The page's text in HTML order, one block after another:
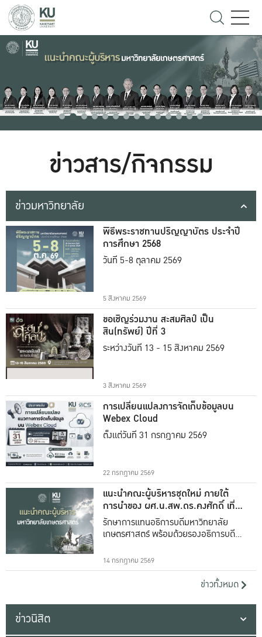
ข่าวสาร/กิจกรรม
ข่าวมหาวิทยาลัย
พิธีพระราชทานปริญญาบัตร ประจำปี
การศึกษา 2568
วันที่ 5-8 ตุลาคม 2569
5 สิงหาคม 2569
ขอเชิญร่วมงาน สะสมศิลป์ เป็น
สิน(ทรัพย์) ปีที่ 3
ระหว่างวันที่ 13 - 15 สิงหาคม 2569
3 สิงหาคม 2569
การเปลี่ยนแปลงการจัดเก็บข้อมูลบน
Webex Cloud
ตั้งแต่วันที่ 31 กรกฎาคม 2569
22 กรกฎาคม 2569
แนะนำคณะผู้บริหารชุดใหม่ ภายใต้
การนำของ ผศ.น.สพ.ดร.คงศักดิ์ เที่ยง
ธรรม
รักษาการแทนอธิการบดีมหาวิทยาลัย
เกษตรศาสตร์ พร้อมด้วยรองอธิการบดีทั้ง
14 กรกฎาคม 2569
ข่าวทั้งหมด
ข่าวนิสิต